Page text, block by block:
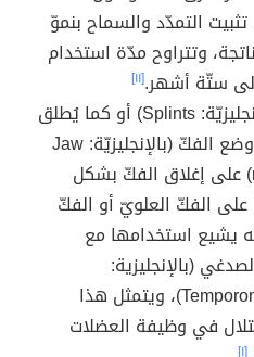
التمدّد والسماح بنموّ
وتتراوح مدّة استخدام
إلى ستّة أشهر.[١١]
تساعد الجبائر (بالإنجليزيّة: Splints) أو كما يُطلق
عليها أيضًا أجهزة تصحيح وضع الفكّ (بالإنجليزيّة: Jaw
repositioning appliances) على إغلاق الفكّ بشكل
الفكّ العلويّ أو الفكّ
يشيع استخدامها مع
(بالإنجليزية:
Temporomandibular joint disorder)، ويتمثل هذا
في وظيفة العضلات
[١]